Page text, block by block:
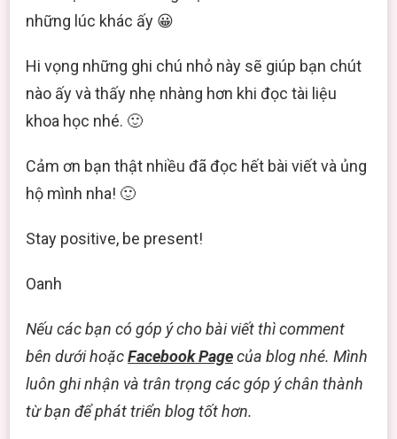
những lúc khác ấy 😀
Hi vọng những ghi chú nhỏ này sẽ giúp bạn chút
nào ấy và thấy nhẹ nhàng hơn khi đọc tài liệu
khoa học nhé. 🙂
Cảm ơn bạn thật nhiều đã đọc hết bài viết và ủng
hộ mình nha! 🙂
Stay positive, be present!
Oanh
Nếu các bạn có góp ý cho bài viết thì comment
bên dưới hoặcFacebook Pagecủa blog nhé. Mình
luôn ghi nhận và trân trọng các góp ý chân thành
từ bạn để phát triển blog tốt hơn.